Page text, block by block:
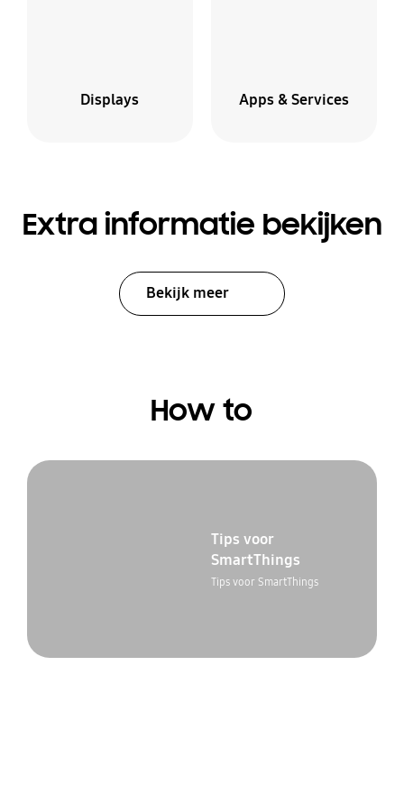
Displays Apps & Services
Extra informatie bekijken
Bekijk meer
How to
Tips voor
SmartThings
Tips voor SmartThings